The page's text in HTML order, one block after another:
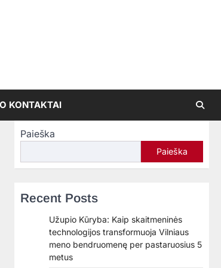
KONTAKTAI
Paieška
Paieška
Recent Posts
Užupio Kūryba: Kaip skaitmeninės
technologijos transformuoja Vilniaus
meno bendruomenę per pastaruosius 5
metus